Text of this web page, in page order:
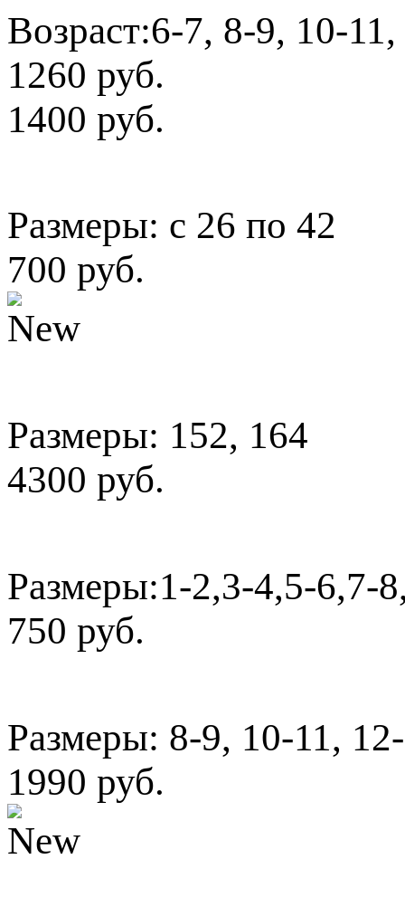
Возраст:6-7, 8-9, 10-
1260 руб.
1400 руб.
Размеры: с 26 по 42
700 руб.
Размеры: 152, 164
4300 руб.
Размеры:1-2,3-4,5-6,7-
750 руб.
Размеры: 8-9, 10-11,
1990 руб.